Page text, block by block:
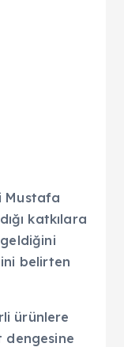
Mustafa
katkılara
belirten
ürünlere
dengesine